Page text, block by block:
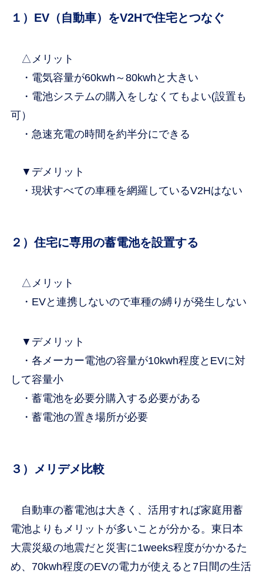
１）EV（自動車）をV2Hで住宅とつなぐ
△メリット
・電気容量が60kwh～80kwhと大きい
・電池システムの購入をしなくてもよい(設置も
可）
・急速充電の時間を約半分にできる
▼デメリット
・現状すべての車種を網羅しているV2Hはない
２）住宅に専用の蓄電池を設置する
△メリット
・EVと連携しないので車種の縛りが発生しない
▼デメリット
・各メーカー電池の容量が10kwh程度とEVに対
して容量小
・蓄電池を必要分購入する必要がある
・蓄電池の置き場所が必要
３）メリデメ比較
自動車の蓄電池は大きく、活用すれば家庭用蓄
電池よりもメリットが多いことが分かる。東日本
大震災級の地震だと災害に1weeks程度がかかるた
め、70kwh程度のEVの電力が使えると7日間の生活